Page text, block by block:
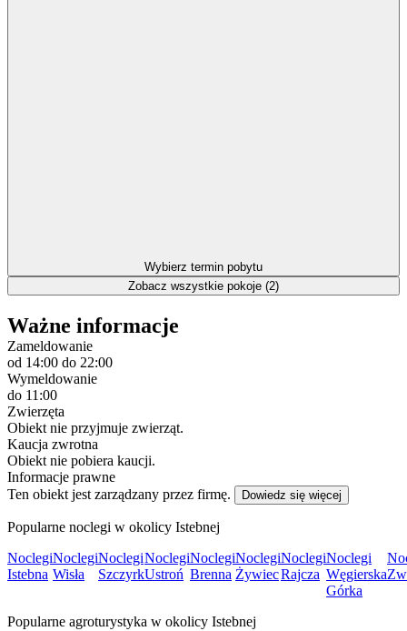
Wybierz termin pobytu
Zobacz wszystkie pokoje (2)
Ważne informacje
Zameldowanie
od 14:00 do 22:00
Wymeldowanie
do 11:00
Zwierzęta
Obiekt nie przyjmuje zwierząt.
Kaucja zwrotna
Obiekt nie pobiera kaucji.
Informacje prawne
Ten obiekt jest zarządzany przez firmę.
Dowiedz się więcej
Popularne noclegi w okolicy Istebnej
Noclegi
Istebna
Noclegi
Wisła
Noclegi
Szczyrk
Noclegi
Ustroń
Noclegi
Brenna
Noclegi
Żywiec
Noclegi
Rajcza
Noclegi
Węgierska
Górka
Popularne agroturystyka w okolicy Istebnej